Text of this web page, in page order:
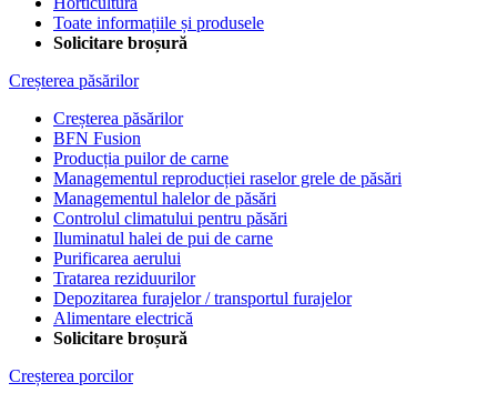
Toate informațiile și produsele
Solicitare broșură
Creșterea păsărilor
Creșterea păsărilor
BFN Fusion
Producția puilor de carne
Managementul reproducției raselor grele de păsări
Managementul halelor de păsări
Controlul climatului pentru păsări
Iluminatul halei de pui de carne
Purificarea aerului
Tratarea reziduurilor
Depozitarea furajelor / transportul furajelor
Alimentare electrică
Solicitare broșură
Creșterea porcilor